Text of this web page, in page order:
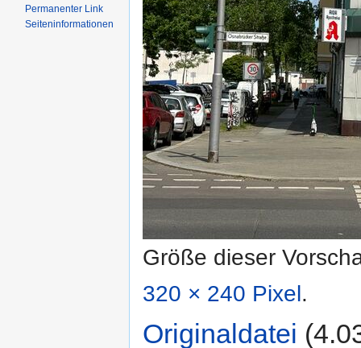
Größe dieser
320 × 240 Pixel.
Originaldatei
Permanenter Link
Seiteninformationen